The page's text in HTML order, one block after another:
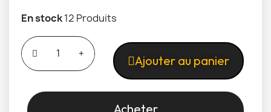
En stock12 Produits
Ajouter au panier
Acheter